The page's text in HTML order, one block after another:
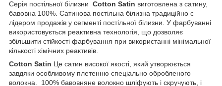
Серія постільної білизни Cotton Satin виготовлена з сатину,
бавовна 100%. Сатинова постільна білизна традиційно є
лідером продажів у сегменті постільної білизни. У фарбуванні
використовується реактивна технологія, що дозволяє
збільшити стійкості фарбування при використанні мінімальної
кількості хімічних реактивів.
Cotton Satin Це сатин високої якості, який утворюється
завдяки особливому плетенню спеціально обробленого
волокна. 100% бавовняне волокно шліфують і скручують, і